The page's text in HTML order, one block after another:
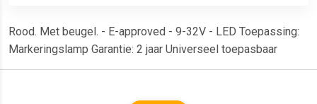
Rood. Met beugel. - E-approved - 9-32V - LED Toepassing:
Markeringslamp Garantie: 2 jaar Universeel toepasbaar